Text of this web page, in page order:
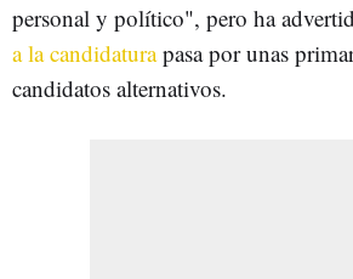
personal y político", pero ha
a la candidaturapasa por unas
candidatos alternativos.